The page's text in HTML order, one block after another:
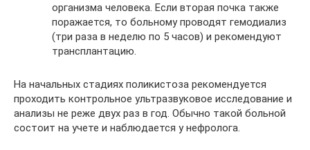
организма человека. Если вторая почка также
поражается, то больному проводят гемодиализ
(три раза в неделю по 5 часов) и рекомендуют
трансплантацию.
На начальных стадиях поликистоза рекомендуется
проходить контрольное ультразвуковое исследование и
анализы не реже двух раз в год. Обычно такой больной
состоит на учете и наблюдается у нефролога.